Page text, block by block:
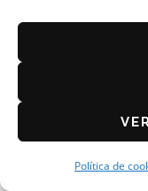
Política de